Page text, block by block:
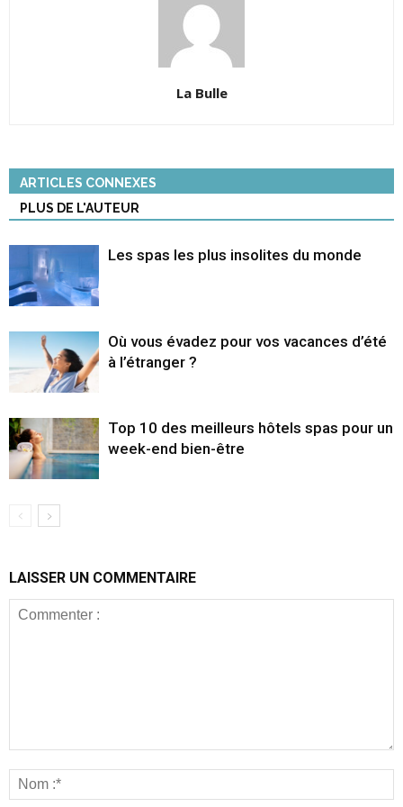
La Bulle
ARTICLES CONNEXES
PLUS DE L'AUTEUR
Les spas les plus insolites du monde
Où vous évadez pour vos vacances d’été
à l’étranger ?
Top 10 des meilleurs hôtels spas pour un
week-end bien-être
LAISSER UN COMMENTAIRE